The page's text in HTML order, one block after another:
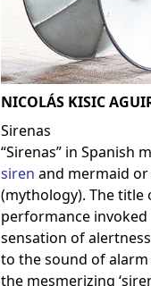
NICOLÁS KISIC
Sirenas
“Sirenas” in Spanish
siren and mermaid
(mythology). The title
performance
sensation of
to the sound of alarm
the mesmerizing